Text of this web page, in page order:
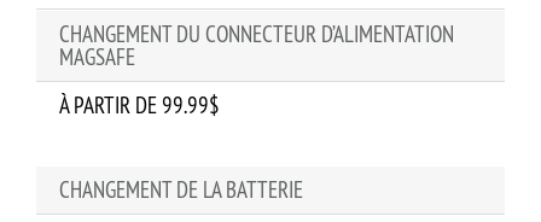
CHANGEMENT DU CONNECTEUR D’ALIMENTATION
MAGSAFE
À PARTIR DE 99.99$
CHANGEMENT DE LA BATTERIE